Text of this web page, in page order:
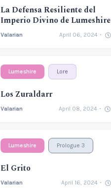
La Defensa Resiliente del
Imperio Divino de Lumeshire
Valarian April 06, 2024
Lumeshire Lore
Los Zuraldarr
Valarian April 08, 2024
Lumeshire Prologue 3
El Grito
Valarian April 16, 2024